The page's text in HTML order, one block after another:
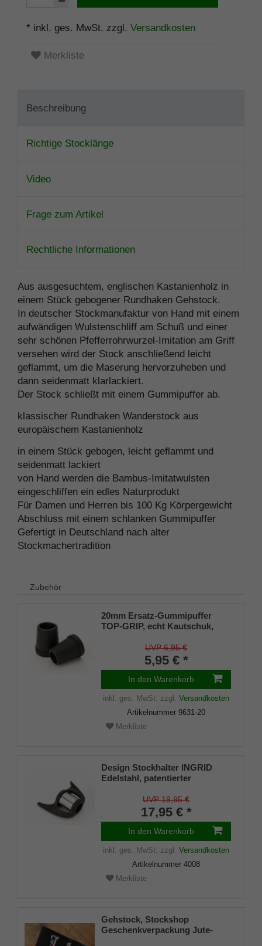
* inkl. ges. MwSt. zzgl. Versandkosten
Merkliste
Beschreibung
Richtige Stocklänge
Video
Frage zum Artikel
Rechtliche Informationen
Aus ausgesuchtem, englischen Kastanienholz in
einem Stück gebogener Rundhaken Gehstock.
In deutscher Stockmanufaktur von Hand mit einem
aufwändigen Wulstenschliff am Schuß und einer
sehr schönen Pfefferrohrwurzel-Imitation am Griff
versehen wird der Stock anschließend leicht
geflammt, um die Maserung hervorzuheben und
dann seidenmatt klarlackiert.
Der Stock schließt mit einem Gummipuffer ab.
klassischer Rundhaken Wanderstock aus
europäischem Kastanienholz
in einem Stück gebogen, leicht geflammt und
seidenmatt lackiert
von Hand werden die Bambus-Imitatwulsten
eingeschliffen ein edles Naturprodukt
Für Damen und Herren bis 100 Kg Körpergewicht
Abschluss mit einem schlanken Gummipuffer
Gefertigt in Deutschland nach alter
Stockmachertradition
Zubehör
20mm Ersatz-Gummipuffer
TOP-GRIP, echt Kautschuk,
UVP 6,95 €
5,95 € *
In den Warenkorb
inkl. ges. MwSt. zzgl. Versandkosten
Artikelnummer 9631-20
Merkliste
Design Stockhalter INGRID
Edelstahl, patentierter
(18 - 22mm), Weichgummi
UVP 19,95 €
17,95 € *
In den Warenkorb
inkl. ges. MwSt. zzgl. Versandkosten
Artikelnummer 4008
Merkliste
Gehstock, Stockshop
Geschenkverpackung Jute-